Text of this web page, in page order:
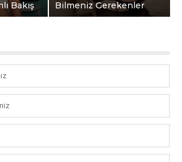
Bakış
Bilmeniz Gerekenler